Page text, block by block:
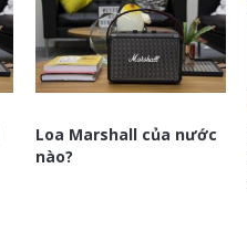
Loa Marshall của nước
nào?